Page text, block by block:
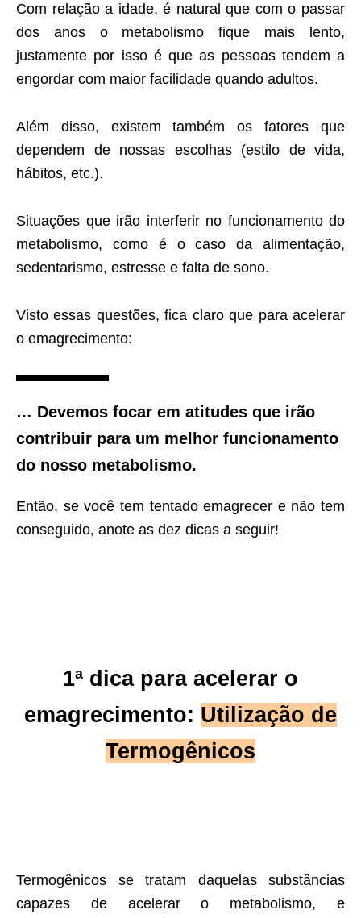
Com relação a idade, é natural que com o passar
dos anos o metabolismo fique mais lento,
justamente por isso é que as pessoas tendem a
engordar com maior facilidade quando adultos.
Além disso, existem também os fatores que
dependem de nossas escolhas (estilo de vida,
hábitos, etc.).
Situações que irão interferir no funcionamento do
metabolismo, como é o caso da alimentação,
sedentarismo, estresse e falta de sono.
Visto essas questões, fica claro que para acelerar
o emagrecimento:
… Devemos focar em atitudes que irão
contribuir para um melhor funcionamento
do nosso metabolismo.
Então, se você tem tentado emagrecer e não tem
conseguido, anote as dez dicas a seguir!
1ª dica para acelerar o
emagrecimento: Utilização de
Termogênicos
Termogênicos se tratam daquelas substâncias
capazes de acelerar o metabolismo, e